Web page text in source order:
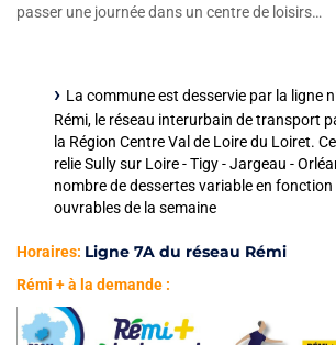
passer une journée dans un centre de loisirs…
La commune est desservie par la ligne
Rémi, le réseau interurbain de transport
la Région Centre Val de Loire du Loiret.
relie Sully sur Loire - Tigy - Jargeau -
nombre de dessertes variable en
ouvrables de la semaine
Horaires: Ligne 7A du réseau Rémi
Rémi + à la demande :